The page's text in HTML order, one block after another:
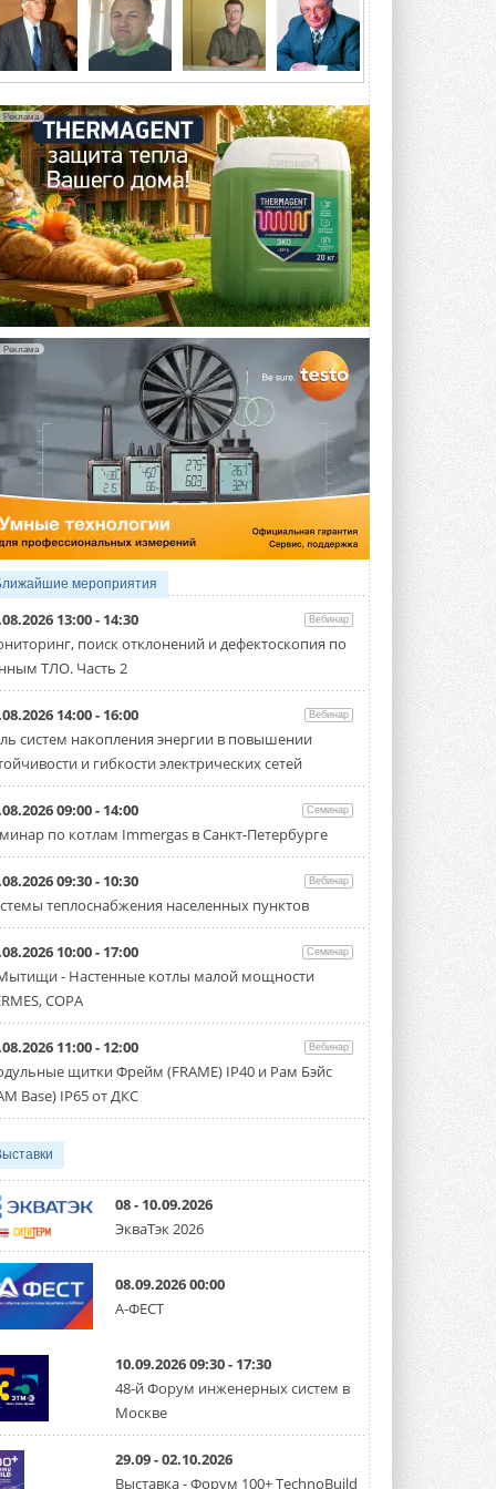
4 АВГУСТА 2026
Тепловые насосы в связке с
солнечной генерацией и
потребление на 60%
Исследователи из Италии установили ...
4 АВГУСТА 2026
«РУСКЛИМАТ Fest 2026» в Уфе
собрал свыше 700 профи
климатической отрасли
Организатором выступил торгово-
производственный холдинг ...
3 АВГУСТА 2026
«Датарк» испытал модульный
ЦОД с плотностью 54 кВт на
стойку
Испытания прошли на собственной
производственной площадке и были ...
3 АВГУСТА 2026
Samsung выпускает VRF-
систему DVM на R32
Линейка включает семь типоразмеров
производительностью от 22,4 до 56 кВт.
Суммарная длина трубопроводов ...
3 АВГУСТА 2026
«СиСофт Девелопмент» подвел
итоги конкурса студенческих
проектов «ТИМ-лидеры 2026»
Новый сезон конкурса «ТИМ-лидеры»
стартует уже в сентябре 2026 года ...
3 АВГУСТА 2026
«Русклимат» укрепляет
партнёрство за Уралом
Президент Омского землячества в
Москве Михаил Тимошенко посетил
Омск с трёхдневным рабочим визитом ...
Carrier модернизирует
флагманский чиллер AquaEdge
19XR
Чиллер получил новую версию,
работающую на хладагенте R1234ze ...
31 ИЮЛЯ 2026
Mitsubishi расширяет
Mitsubishi Electric создаёт в США новую
компанию MEHITS US Inc. ...
31 ИЮЛЯ 2026
США запретили использование
иностранных инверторов
свой специальный перечень Covered ...
Уже через месяц в России
можно будет устанавливать
С 1 сентября снимается запрет на
микрогенерацию в многоквартирных ...
Канальные вентиляторы с ЕС-
двигателями Sysimple TRS EC
Новинка от Системэйр —
прямоугольный канальный ...
30 ИЮЛЯ 2026
Реклама
Реклама
мероприятия
13:00 - 14:30 Вебинар
поиск отклонений и дефектоскопия по
ТЛО. Часть 2
14:00 - 16:00 Вебинар
систем накопления энергии в повышении
и гибкости электрических сетей
09:00 - 14:00 Семинар
по котлам Immergas в Санкт-Петербурге
09:30 - 10:30 Вебинар
теплоснабжения населенных пунктов
10:00 - 17:00 Семинар
- Настенные котлы малой мощности
COPA
11:00 - 12:00 Вебинар
щитки Фрейм (FRAME) IP40 и Рам Бэйс
Base) IP65 от ДКС
08 - 10.09.2026
ЭкваТэк 2026
08.09.2026 00:00
А-ФЕСТ
10.09.2026 09:30 - 17:30
48-й Форум инженерных систем в
Москве
29.09 - 02.10.2026
Выставка - Форум 100+ TechnoBuild